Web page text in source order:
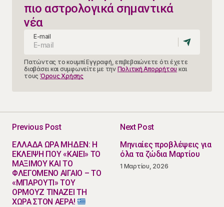
πιο αστρολογικά σημαντικά
νέα
E-mail
Πατώντας το κουμπί Εγγραφή, επιβεβαιώνετε ότι έχετε
διαβάσει και συμφωνείτε με την Πολιτική Απορρήτου και
τους Όρους Χρήσης
Previous Post
ΕΛΛΑΔΑ ΩΡΑ ΜΗΔΕΝ: Η
ΕΚΛΕΙΨΗ ΠΟΥ «ΚΑΙΕΙ» ΤΟ
ΜΑΞΙΜΟΥ ΚΑΙ ΤΟ
ΦΛΕΓΟΜΕΝΟ ΑΙΓΑΙΟ – ΤΟ
«ΜΠΑΡΟΥΤΙ» ΤΟΥ
ΟΡΜΟΥΖ ΤΙΝΑΖΕΙ ΤΗ
ΧΩΡΑ ΣΤΟΝ ΑΕΡΑ!
Next Post
Μηνιαίες προβλέψεις για
όλα τα ζώδια Μαρτίου
1 Μαρτίου, 2026